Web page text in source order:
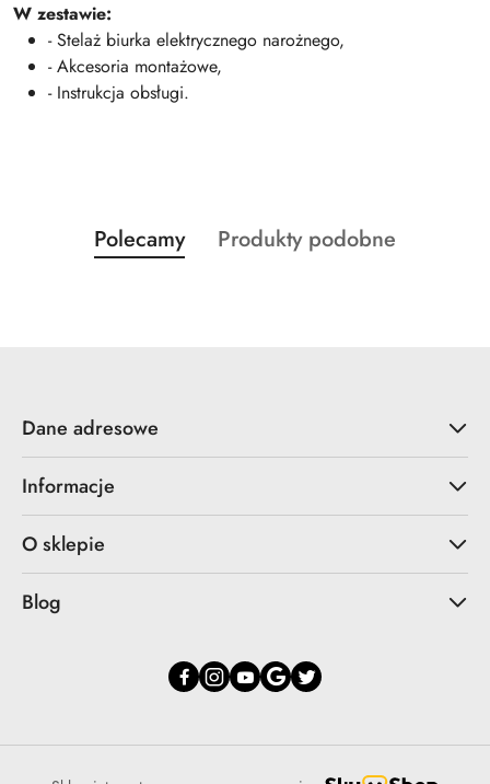
W zestawie:
- Stelaż biurka elektrycznego narożnego,
- Akcesoria montażowe,
- Instrukcja obsługi.
Pomiń karuzelę produktów
Produkty
o
Polecamy
Produkty
Produkty podobne
Dane adresowe
Informacje
O sklepie
Blog